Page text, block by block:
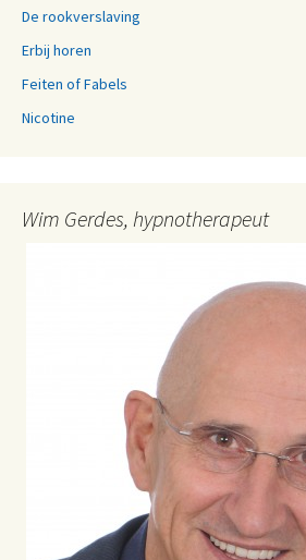
De rookverslaving
Erbij horen
Feiten of Fabels
Nicotine
Wim Gerdes, hypnotherapeut